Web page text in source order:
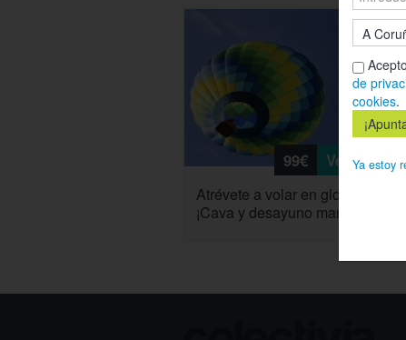
99€ Ver
Atrévete a volar en globo por
¡Cava y desayuno marismeño!
de
cookies.
Ya estoy